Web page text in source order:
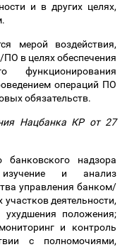
и в других целях,
мерой воздействия,
в целях обеспечения
функционирования
операций ПО
обязательств.
Нацбанка КР от 27
надзора
и анализ
управления банком/
деятельности,
ухудшения положения;
и контроль
с полномочиями,